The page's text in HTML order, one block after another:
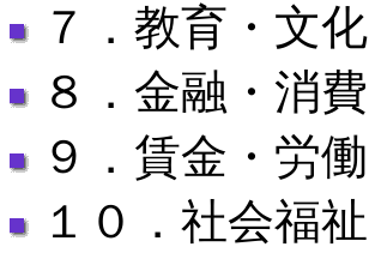
７．教育・文化
８．金融・消費
９．賃金・労働
１０．社会福祉